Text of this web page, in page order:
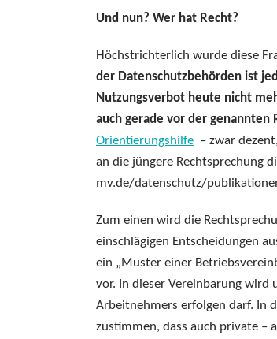
Und nun? Wer hat Recht?
Höchstrichterlich wurde diese
der Datenschutzbehörden ist
Nutzungsverbot heute nicht
auch gerade vor der genannten
Orientierungshilfe – zwar
an die jüngere Rechtsprechung
mv.de/datenschutz/
Zum einen wird die
einschlägigen Entscheidungen
ein „Muster einer
vor. In dieser Vereinbarung wird
Arbeitnehmers erfolgen darf. In
zustimmen, dass auch private –